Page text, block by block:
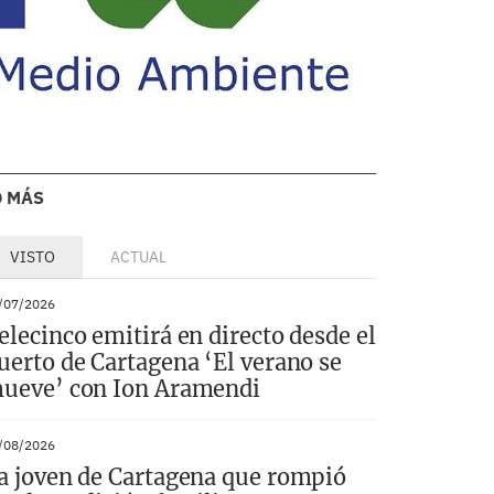
MÁS
VISTO ACTUAL
07/2026
emitirá en directo desde el
de Cartagena ‘El verano se
con Ion Aramendi
08/2026
joven de Cartagena que rompió